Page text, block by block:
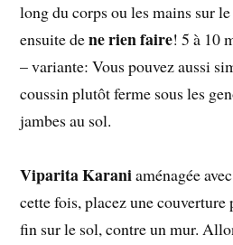
long du corps ou les mains sur
ensuite dene rien faire! 5 à 10
– variante: Vous pouvez aussi
coussin plutôt ferme sous les
jambes au sol.
Viparita Karaniaménagée
cette fois, placez une
fin sur le sol, contre un mur.